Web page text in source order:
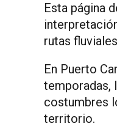
Esta página
rutas
En Puerto
temporadas,
costumbres
territorio.